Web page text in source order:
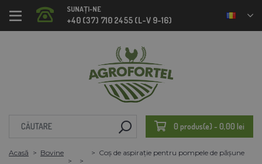
SUNAȚI-NE
+40 (37) 710 2455 (L-V 9-16)
0 produs(e) - 0,00 lei
Acasă Bovine Coș de aspirație pentru pompele de pășune